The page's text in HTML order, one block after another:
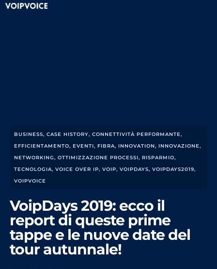
BUSINESS, CASE HISTORY, CONNETTIVITÀ PERFORMANTE,
EFFICIENTAMENTO, EVENTI, FIBRA, INNOVATION, INNOVAZIONE,
NETWORKING, OTTIMIZZAZIONE PROCESSI, RISPARMIO,
TECNOLOGIA, VOICE OVER IP, VOIP, VOIPDAYS, VOIPDAYS2019,
VOIPVOICE
VoipDays 2019: ecco il
report di queste prime
tappe e le nuove date del
tour autunnale!